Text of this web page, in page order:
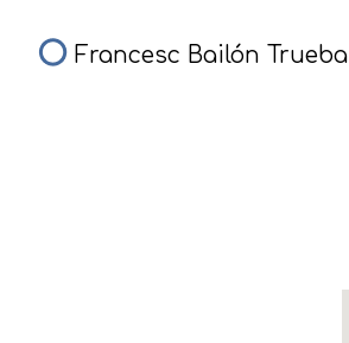
Francesc Bailón Trueba